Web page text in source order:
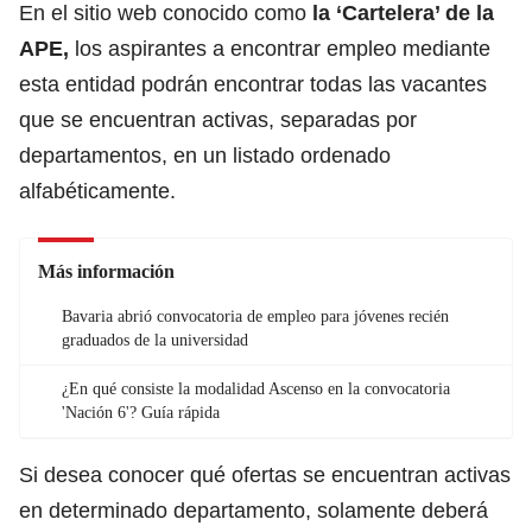
En el sitio web conocido como la ‘Cartelera’ de la
APE, los aspirantes a encontrar empleo mediante
esta entidad podrán encontrar todas las vacantes
que se encuentran activas, separadas por
departamentos, en un listado ordenado
alfabéticamente.
Más información
Bavaria abrió convocatoria de empleo para jóvenes recién
graduados de la universidad
¿En qué consiste la modalidad Ascenso en la convocatoria
'Nación 6'? Guía rápida
Si desea conocer qué ofertas se encuentran activas
en determinado departamento, solamente deberá